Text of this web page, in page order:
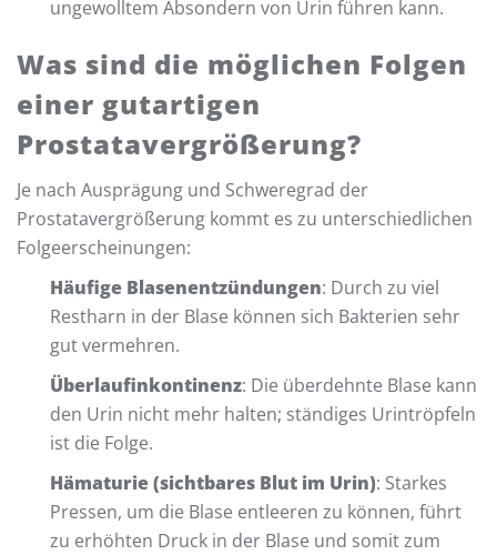
ungewolltem Absondern von Urin führen kann.
Was sind die möglichen Folgen
einer gutartigen
Prostatavergrößerung?
Je nach Ausprägung und Schweregrad der
Prostatavergrößerung kommt es zu unterschiedlichen
Folgeerscheinungen:
Häufige Blasenentzündungen: Durch zu viel
Restharn in der Blase können sich Bakterien sehr
gut vermehren.
Überlaufinkontinenz: Die überdehnte Blase kann
den Urin nicht mehr halten; ständiges Urintröpfeln
ist die Folge.
Hämaturie (sichtbares Blut im Urin): Starkes
Pressen, um die Blase entleeren zu können, führt
zu erhöhten Druck in der Blase und somit zum